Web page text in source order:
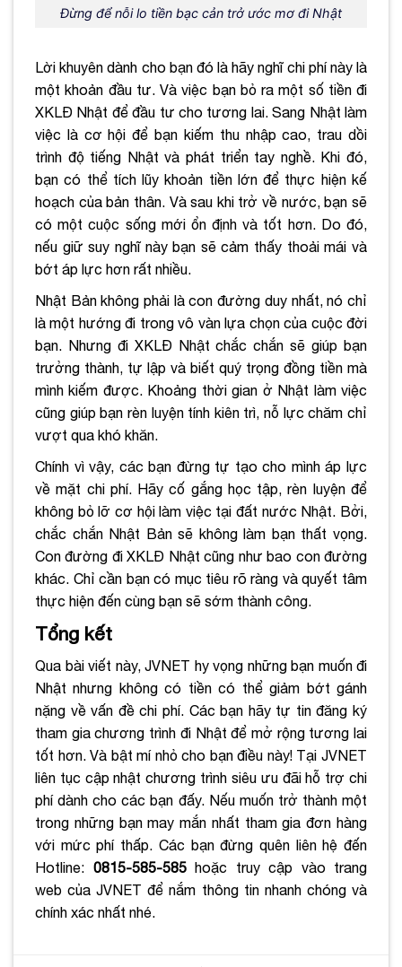
Đừng để nỗi lo tiền bạc cản trở ước mơ đi Nhật
Lời khuyên dành cho bạn đó là hãy nghĩ chi phí này là
một khoản đầu tư. Và việc bạn bỏ ra một số tiền đi
XKLĐ Nhật để đầu tư cho tương lai. Sang Nhật làm
việc là cơ hội để bạn kiếm thu nhập cao, trau dồi
trình độ tiếng Nhật và phát triển tay nghề. Khi đó,
bạn có thể tích lũy khoản tiền lớn để thực hiện kế
hoạch của bản thân. Và sau khi trở về nước, bạn sẽ
có một cuộc sống mới ổn định và tốt hơn. Do đó,
nếu giữ suy nghĩ này bạn sẽ cảm thấy thoải mái và
bớt áp lực hơn rất nhiều.
Nhật Bản không phải là con đường duy nhất, nó chỉ
là một hướng đi trong vô vàn lựa chọn của cuộc đời
bạn. Nhưng đi XKLĐ Nhật chắc chắn sẽ giúp bạn
trưởng thành, tự lập và biết quý trọng đồng tiền mà
mình kiếm được. Khoảng thời gian ở Nhật làm việc
cũng giúp bạn rèn luyện tính kiên trì, nỗ lực chăm chỉ
vượt qua khó khăn.
Chính vì vậy, các bạn đừng tự tạo cho mình áp lực
về mặt chi phí. Hãy cố gắng học tập, rèn luyện để
không bỏ lỡ cơ hội làm việc tại đất nước Nhật. Bởi,
chắc chắn Nhật Bản sẽ không làm bạn thất vọng.
Con đường đi XKLĐ Nhật cũng như bao con đường
khác. Chỉ cần bạn có mục tiêu rõ ràng và quyết tâm
thực hiện đến cùng bạn sẽ sớm thành công.
Tổng kết
Qua bài viết này, JVNET hy vọng những bạn muốn đi
Nhật nhưng không có tiền có thể giảm bớt gánh
nặng về vấn đề chi phí. Các bạn hãy tự tin đăng ký
tham gia chương trình đi Nhật để mở rộng tương lai
tốt hơn. Và bật mí nhỏ cho bạn điều này! Tại JVNET
liên tục cập nhật chương trình siêu ưu đãi hỗ trợ chi
phí dành cho các bạn đấy. Nếu muốn trở thành một
trong những bạn may mắn nhất tham gia đơn hàng
với mức phí thấp. Các bạn đừng quên liên hệ đến
Hotline: 0815-585-585hoặc truy cập vào trang
web của JVNET để nắm thông tin nhanh chóng và
chính xác nhất nhé.